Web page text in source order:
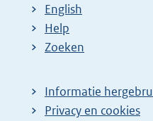
English
Help
Zoeken
Informatie
Privacy en cookies